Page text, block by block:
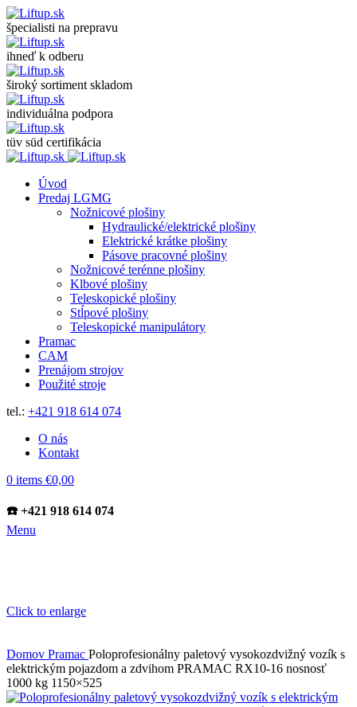
špecialisti na prepravu
ihneď k odberu
široký sortiment skladom
individuálna podpora
tüv süd certifikácia
Úvod
Predaj LGMG
Nožnicové plošiny
Hydraulické/elektrické plošiny
Elektrické krátke plošiny
Pásove pracovné plošiny
Nožnicové terénne plošiny
Klbové plošiny
Teleskopické plošiny
Stĺpové plošiny
Teleskopické manipulátory
Pramac
CAM
Prenájom strojov
Použité stroje
tel.: +421 918 614 074
O nás
Kontakt
0 items €0,00
☎️ +421 918 614 074
Menu
Click to enlarge
Domov Pramac Poloprofesionálny paletový vysokozdvižný vozík s
elektrickým pojazdom a zdvihom PRAMAC RX10-16 nosnosť
1000 kg 1150×525